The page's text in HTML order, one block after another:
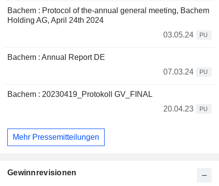
Bachem : Protocol of the-annual general meeting, Bachem
Holding AG, April 24th 2024
03.05.24
PU
Bachem : Annual Report DE
07.03.24
PU
Bachem : 20230419_Protokoll GV_FINAL
20.04.23
PU
Mehr Pressemitteilungen
Gewinnrevisionen